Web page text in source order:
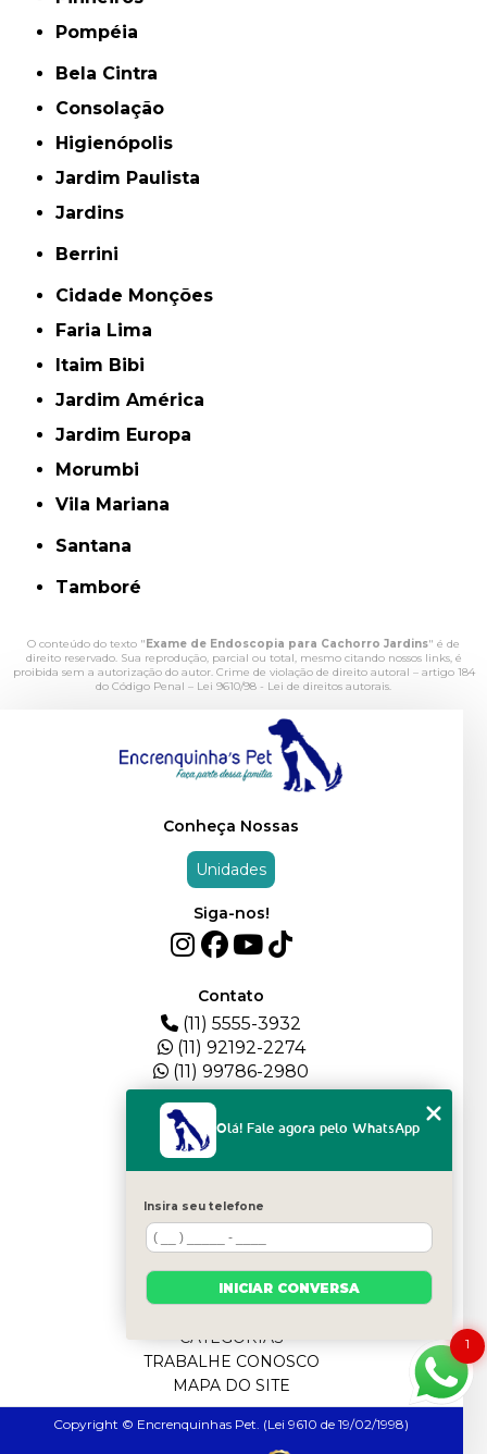
Pompéia
Bela Cintra
Consolação
Higienópolis
Jardim Paulista
Jardins
Berrini
Cidade Monções
Faria Lima
Itaim Bibi
Jardim América
Jardim Europa
Morumbi
Vila Mariana
Santana
Tamboré
O conteúdo do texto "Exame de Endoscopia para Cachorro Jardins" é de
direito reservado. Sua reprodução, parcial ou total, mesmo citando nossos links, é
proibida sem a autorização do autor. Crime de violação de direito autoral – artigo 184
do Código Penal – Lei 9610/98 - Lei de direitos autorais.
Conheça Nossas
Unidades
Siga-nos!
Contato
(11) 5555-3932
(11) 92192-2274
(11) 99786-2980
QUEM SOMOS
BLOG
FILHOTES
CATEGORIAS
TRABALHE CONOSCO
MAPA DO SITE
Copyright © Encrenquinhas Pet. (Lei 9610 de 19/02/1998)
1
Olá! Fale agora pelo WhatsApp
Insira seu telefone
INICIAR CONVERSA